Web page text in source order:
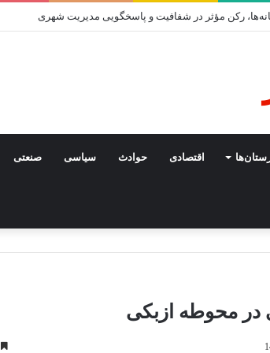
رکن مؤثر در شفافیت و پاسخگویی مدیریت شهری
اقتصادی حوادث سیاسی صنعتی
در محوطه ازبکی